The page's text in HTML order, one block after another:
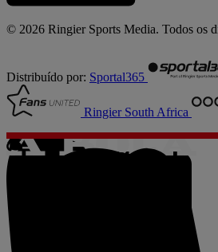
© 2026 Ringier Sports Media. Todos os
Distribuído por: Sportal365
Ringier South Africa